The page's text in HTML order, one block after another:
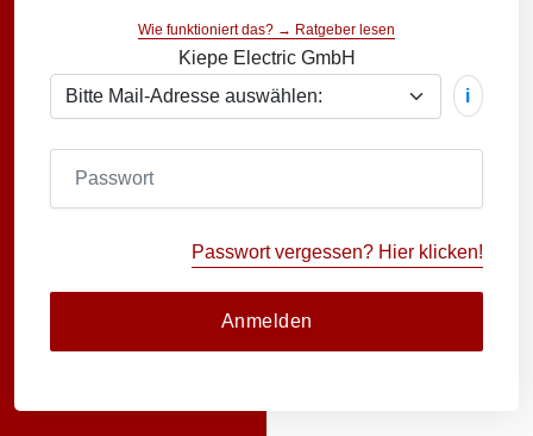
Wie funktioniert das? → Ratgeber lesen
Kiepe Electric GmbH
i
Passwort vergessen? Hier klicken!
Anmelden